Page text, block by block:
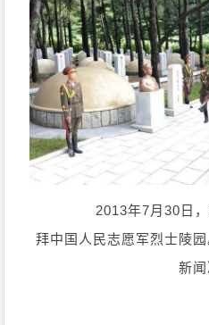
2013年7月30日
拜中国人民志愿军烈士陵
新闻